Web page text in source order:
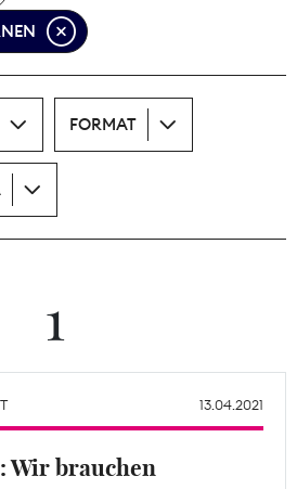
Print
Wolff-Preis
FORMAT
1
13.04.2021
Wir brauchen